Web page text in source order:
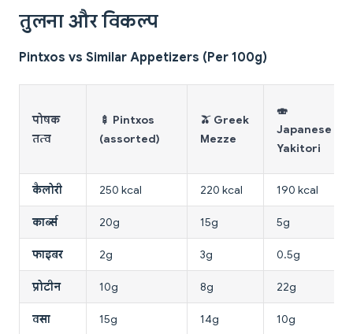
तुलना और विकल्प
Pintxos vs Similar Appetizers (Per 100g)
पोषक
तत्व
🍢 Pintxos
(assorted)
🫒 Greek
Mezze
🍣
Japanese
Yakitori
कैलोरी 250 kcal 220 kcal 190 kcal
कार्ब्स 20g 15g 5g
फाइबर 2g 3g 0.5g
प्रोटीन 10g 8g 22g
वसा 15g 14g 10g